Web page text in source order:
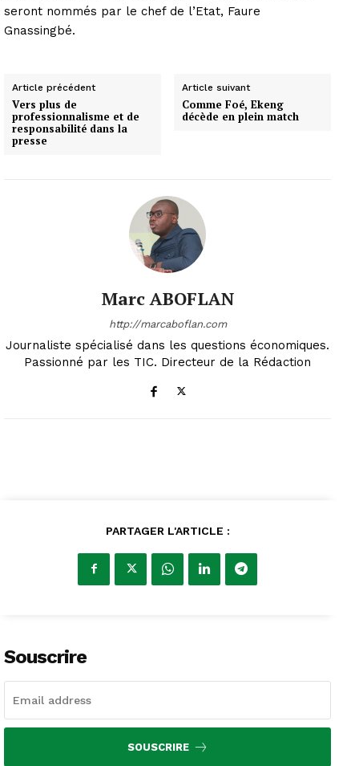
seront nommés par le chef de l’Etat, Faure
Gnassingbé.
Article précédent
Vers plus de
professionnalisme et de
responsabilité dans la
presse
Article suivant
Comme Foé, Ekeng
décède en plein match
Marc ABOFLAN
http://marcaboflan.com
Journaliste spécialisé dans les questions économiques.
Passionné par les TIC. Directeur de la Rédaction
PARTAGER L'ARTICLE :
Souscrire
SOUSCRIRE